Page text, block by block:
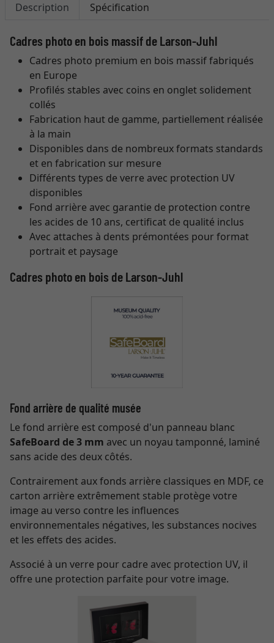
Description Spécification
Cadres photo en bois massif de Larson-Juhl
Cadres photo premium en bois massif fabriqués
en Europe
Profilés stables avec coins en onglet solidement
collés
Fabrication haut de gamme, partiellement réalisée
à la main
Disponibles dans de nombreux formats standards
et en fabrication sur mesure
Différents types de verre avec protection UV
disponibles
Fond arrière avec garantie de protection contre
les acides de 10 ans, certificat de qualité inclus
Avec attaches à dents prémontées pour format
portrait et paysage
Cadres photo en bois de Larson-Juhl
Fond arrière de qualité musée
Le fond arrière est composé d'un panneau blanc
SafeBoard de 3 mm avec un noyau tamponné, laminé
sans acide des deux côtés.
Contrairement aux fonds arrière classiques en MDF, ce
carton arrière extrêmement stable protège votre
image au verso contre les influences
environnementales négatives, les substances nocives
et les effets des acides.
Associé à un verre pour cadre avec protection UV, il
offre une protection parfaite pour votre image.